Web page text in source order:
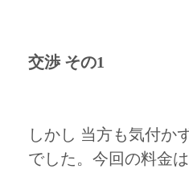
交渉 その1
しかし 当方も気付か
でした。今回の料金